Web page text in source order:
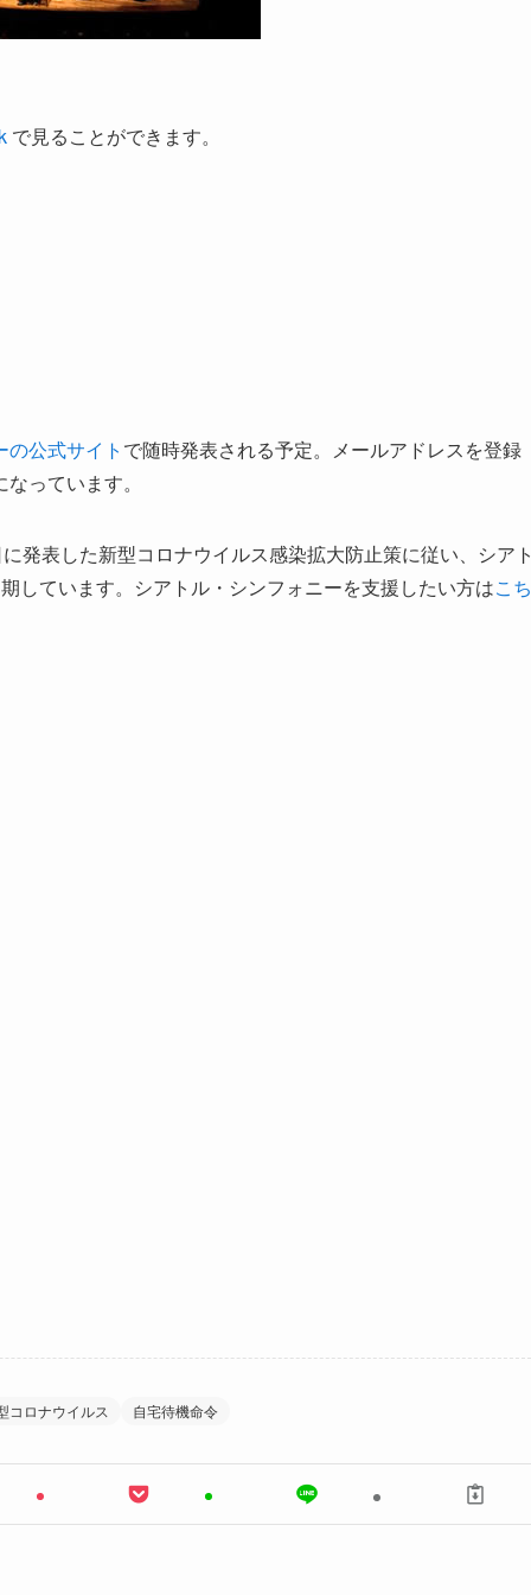
で見ることができます。
公式サイト で随時発表される予定。メールアドレスを登録
っています。
発表した新型コロナウイルス感染拡大防止策に従い、シア
しています。シアトル・シンフォニーを支援したい方はこち
コロナウイルス 自宅待機命令